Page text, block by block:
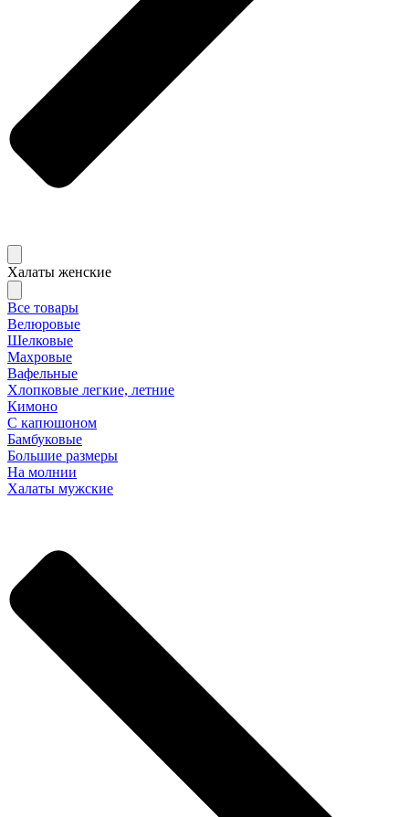
Халаты женские
Все товары
Велюровые
Шелковые
Махровые
Вафельные
Хлопковые легкие, летние
Кимоно
С капюшоном
Бамбуковые
Большие размеры
На молнии
Халаты мужские